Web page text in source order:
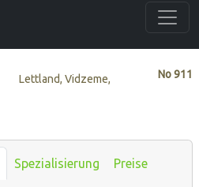
No911
Lettland, Vidzeme,
Spezialisierung Preise